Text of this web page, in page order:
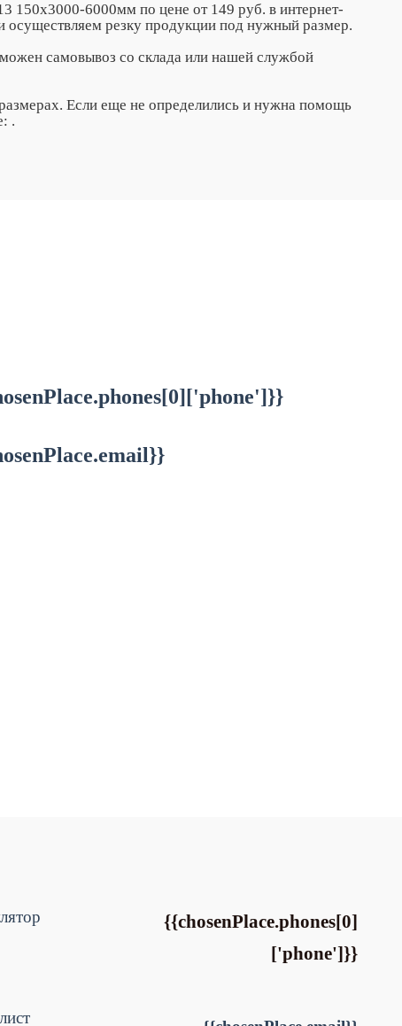
150х3000-6000мм по цене от 149 руб. в интернет-
резку продукции под нужный размер.
самовывоз со склада или нашей службой
Если еще не определились и нужна помощь
.
{{chosenPlace.phones[0]
['phone']}}